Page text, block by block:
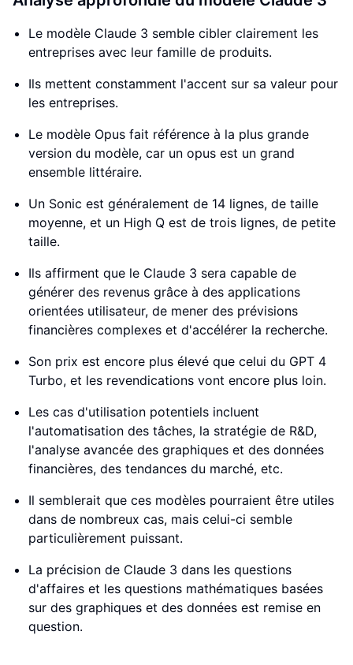
Le modèle Claude 3 semble cibler clairement les
entreprises avec leur famille de produits.
Ils mettent constamment l'accent sur sa valeur pour
les entreprises.
Le modèle Opus fait référence à la plus grande
version du modèle, car un opus est un grand
ensemble littéraire.
Un Sonic est généralement de 14 lignes, de taille
moyenne, et un High Q est de trois lignes, de petite
taille.
Ils affirment que le Claude 3 sera capable de
générer des revenus grâce à des applications
orientées utilisateur, de mener des prévisions
financières complexes et d'accélérer la recherche.
Son prix est encore plus élevé que celui du GPT 4
Turbo, et les revendications vont encore plus loin.
Les cas d'utilisation potentiels incluent
l'automatisation des tâches, la stratégie de R&D,
l'analyse avancée des graphiques et des données
financières, des tendances du marché, etc.
Il semblerait que ces modèles pourraient être utiles
dans de nombreux cas, mais celui-ci semble
particulièrement puissant.
La précision de Claude 3 dans les questions
d'affaires et les questions mathématiques basées
sur des graphiques et des données est remise en
question.